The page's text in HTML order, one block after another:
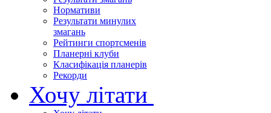
Нормативи
Результати минулих
змагань
Рейтинги спортсменів
Планерні клуби
Класифікація планерів
Рекорди
Хочу літати